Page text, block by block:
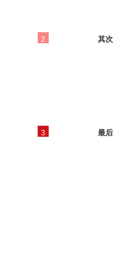
2 其次
3 最后